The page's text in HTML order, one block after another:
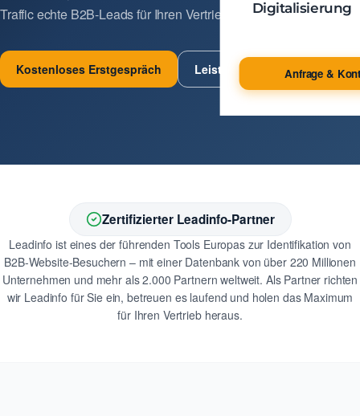
Digitalisierung
Anfrage &
Traffic echte B2B-Leads für Ihren Vertrieb.
Kostenloses Erstgespräch Leistungen ansehen
Zertifizierter Leadinfo-Partner
Leadinfo ist eines der führenden Tools Europas zur Identifikation von
B2B-Website-Besuchern – mit einer Datenbank von über 220 Millionen
Unternehmen und mehr als 2.000 Partnern weltweit. Als Partner richten
wir Leadinfo für Sie ein, betreuen es laufend und holen das Maximum
für Ihren Vertrieb heraus.